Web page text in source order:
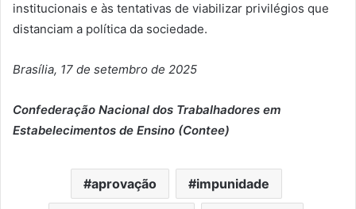
institucionais e às tentativas de viabilizar privilégios que
distanciam a política da sociedade.
Brasília, 17 de setembro de 2025
Confederação Nacional dos Trabalhadores em
Estabelecimentos de Ensino (Contee)
aprovação impunidade